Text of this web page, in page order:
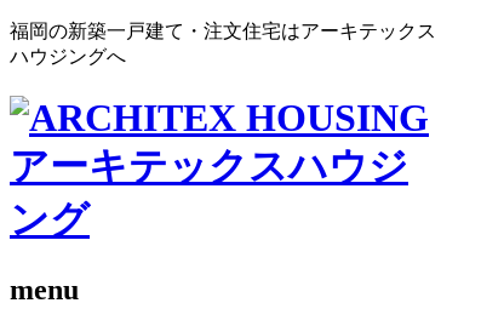
福岡の新築一戸建て・注文住宅はアーキテックス
ハウジングへ
menu